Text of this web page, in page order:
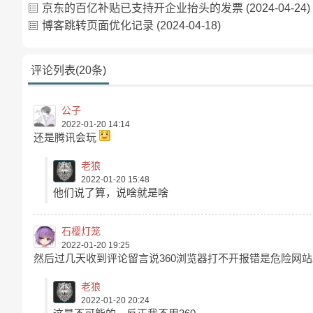
京东的百亿补贴已支持开企业抬头的发票 (2024-04-24)
博客跳转页面优化记录 (2024-04-18)
评论列表(20条)
公子
2022-01-20 14:14
还是腾讯会玩
老狼
2022-01-20 15:48
他们说了算，说啥就是啥
石樱灯笼
2022-01-20 19:25
然后过几天收到评论留言说360浏览器打不开报错是危险网
老狼
2022-01-20 20:24